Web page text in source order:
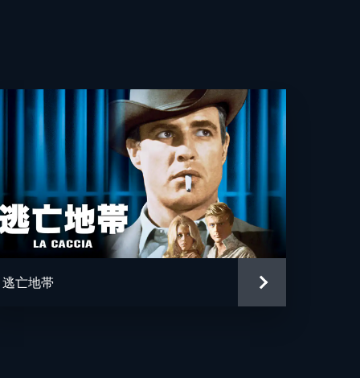
ヒューイ
ン
逃亡地帯